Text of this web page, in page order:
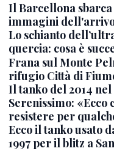
Il Barcellona
immagini
Lo schianto
quercia: cosa è
Frana sul Monte
rifugio Città di
Il tanko del 2014
Serenissimo: «Ecco
resistere per
Ecco il tanko usato
1997 per il blitz a